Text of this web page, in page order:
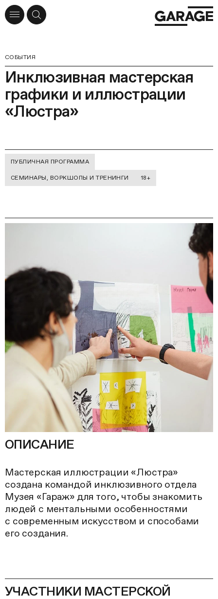
СОБЫТИЯ
Инклюзивная мастерская
графики и иллюстрации
«Люстра»
ПУБЛИЧНАЯ ПРОГРАММА
СЕМИНАРЫ, ВОРКШОПЫ И ТРЕНИНГИ 18+
ОПИСАНИЕ
Мастерская иллюстрации «Люстра»
создана командой инклюзивного отдела
Музея «Гараж» для того, чтобы знакомить
людей с ментальными особенностями
с современным искусством и способами
его создания.
УЧАСТНИКИ МАСТЕРСКОЙ